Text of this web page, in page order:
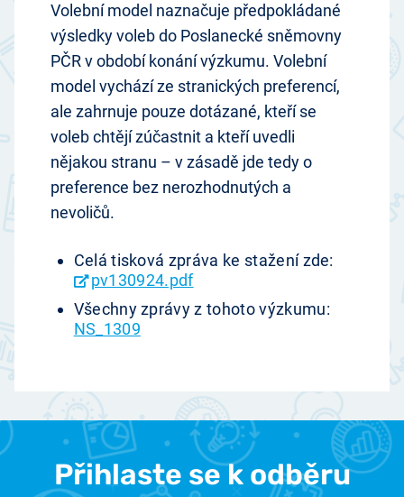
Volební model naznačuje předpokládané
výsledky voleb do Poslanecké sněmovny
PČR v období konání výzkumu. Volební
model vychází ze stranických preferencí,
ale zahrnuje pouze dotázané, kteří se
voleb chtějí zúčastnit a kteří uvedli
nějakou stranu – v zásadě jde tedy o
preference bez nerozhodnutých a
nevoličů.
Celá tisková zpráva ke stažení zde:
pv130924.pdf
Všechny zprávy z tohoto výzkumu:
NS_1309
Přihlaste se k odběru